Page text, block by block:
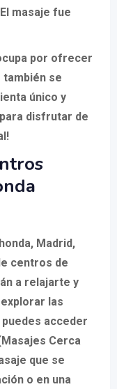
masaje fue
por ofrecer
también se
único y
disfrutar de
Madrid,
centros de
a relajarte y
las
acceder
Cerca
que se
o en una